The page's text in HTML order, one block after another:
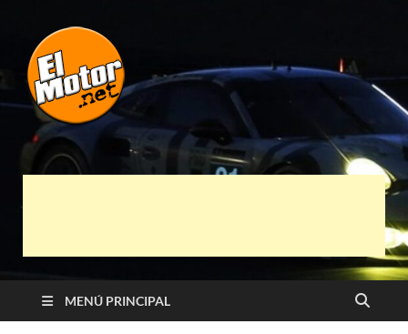
El Motor punto
Net
Automóviles
MENÚ PRINCIPAL